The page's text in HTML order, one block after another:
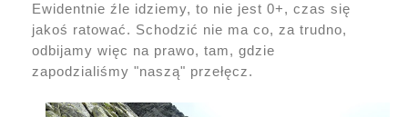
Ewidentnie źle idziemy, to nie jest 0+, czas się
jakoś ratować. Schodzić nie ma co, za trudno,
odbijamy więc na prawo, tam, gdzie
zapodzialiśmy "naszą" przełęcz.